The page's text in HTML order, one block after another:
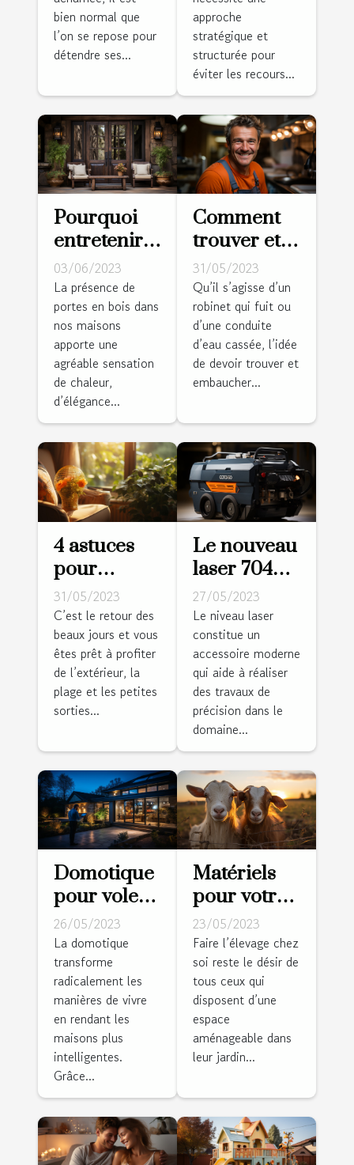
pour son
confort ?
bien normal que
l’on se repose pour
détendre ses...
appréciable
?
approche
stratégique et
structurée pour
éviter les recours...
Pourquoi
entretenir
une porte
en bois ?
03/06/2023
La présence de
portes en bois dans
nos maisons
apporte une
agréable sensation
de chaleur,
d’élégance...
Comment
trouver et
embaucher
de bons
plombiers ?
31/05/2023
Qu’il s’agisse d’un
robinet qui fuit ou
d’une conduite
d’eau cassée, l’idée
de devoir trouver et
embaucher...
4 astuces
pour
rafraîchir
votre
logement
31/05/2023
C’est le retour des
beaux jours et vous
êtes prêt à profiter
de l’extérieur, la
plage et les petites
sorties...
Le nouveau
laser 704CG
: pourquoi
l'adopter ?
27/05/2023
Le niveau laser
constitue un
accessoire moderne
qui aide à réaliser
des travaux de
précision dans le
domaine...
Domotique
pour volets
roulants :
Pourquoi
est-ce un
bon choix ?
26/05/2023
La domotique
transforme
radicalement les
manières de vivre
en rendant les
maisons plus
intelligentes.
Grâce...
Matériels
pour votre
ferme :
Comment
réussir la
réalisation
des clôtures
pour vos
animaux ?
23/05/2023
Faire l’élevage chez
soi reste le désir de
tous ceux qui
disposent d’une
espace
aménageable dans
leur jardin...